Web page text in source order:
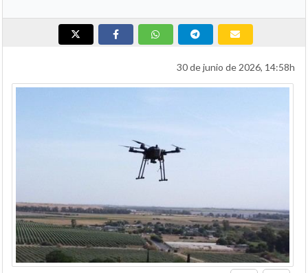
30 de junio de 2026, 14:58h